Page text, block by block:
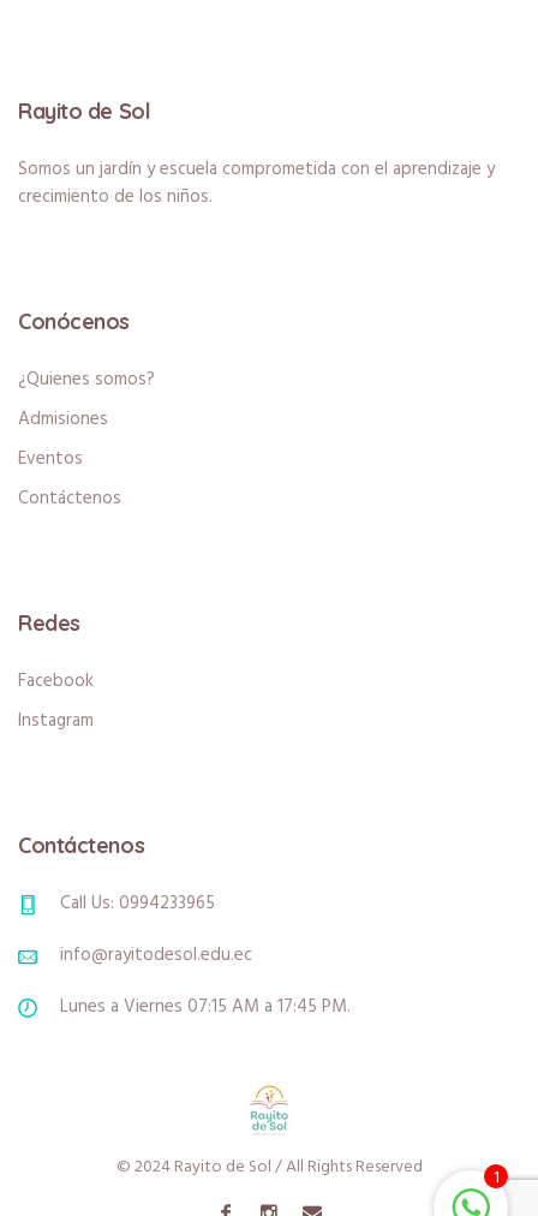
Rayito de Sol
Somos un jardín y escuela comprometida con el aprendizaje y
crecimiento de los niños.
Conócenos
¿Quienes somos?
Admisiones
Eventos
Contáctenos
Redes
Facebook
Instagram
Contáctenos
Call Us: 0994233965
info@rayitodesol.edu.ec
Lunes a Viernes 07:15 AM a 17:45 PM.
© 2024 Rayito de Sol / All Rights Reserved 1